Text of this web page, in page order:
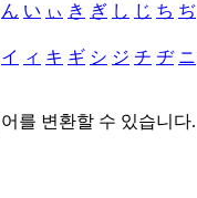
ん い ぃ き ぎ し じ ち ぢ
イ ィ キ ギ シ ジ チ ヂ ニ
를 변환할 수 있습니다.